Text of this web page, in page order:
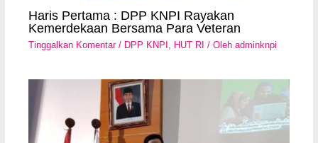
Haris Pertama : DPP KNPI Rayakan
Kemerdekaan Bersama Para Veteran
Tinggalkan Komentar / DPP KNPI , HUT RI / Olehadminknpi